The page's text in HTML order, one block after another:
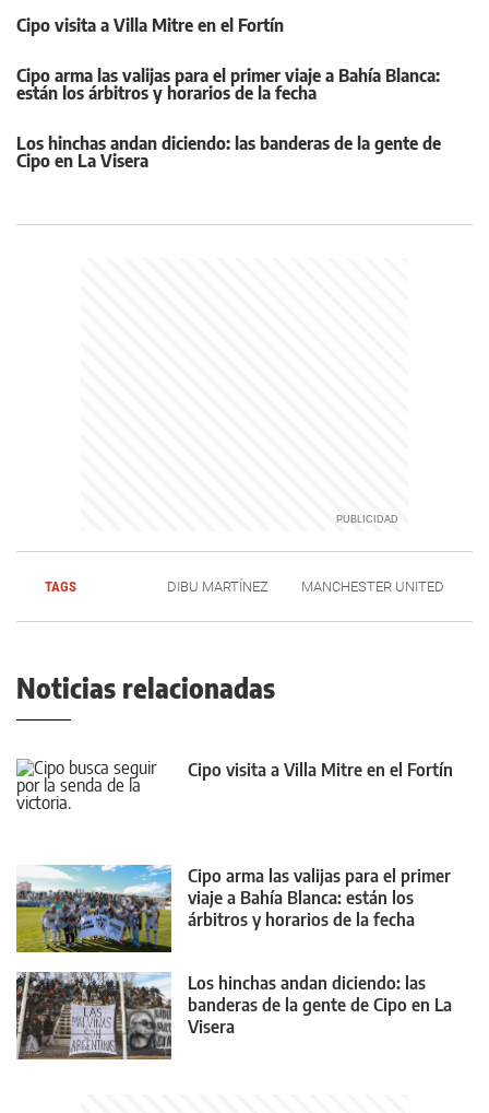
Cipo visita a Villa Mitre en el Fortín
Cipo arma las valijas para el primer viaje a Bahía Blanca:
están los árbitros y horarios de la fecha
Los hinchas andan diciendo: las banderas de la gente de
Cipo en La Visera
TAGS DIBU MARTÍNEZ MANCHESTER UNITED
Noticias relacionadas
Cipo visita a Villa Mitre en el Fortín
Cipo arma las valijas para el primer
viaje a Bahía Blanca: están los
árbitros y horarios de la fecha
Los hinchas andan diciendo: las
banderas de la gente de Cipo en La
Visera